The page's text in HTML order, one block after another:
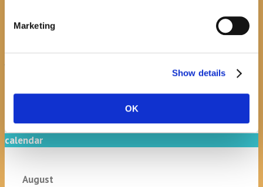
Marketing
Show details
OK
Općinske knjižnice Hrvatska sloga Gradac
calendar
August